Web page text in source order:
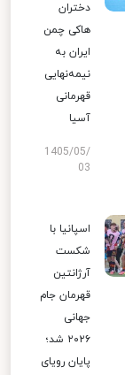
دختران
هاکی چمن
ایران به
نیمه‌نهایی
قهرمانی
آسیا
1405/05/
03
اسپانیا با
شکست
آرژانتین
قهرمان جام
جهانی
۲۰۲۶ شد؛
پایان رویای